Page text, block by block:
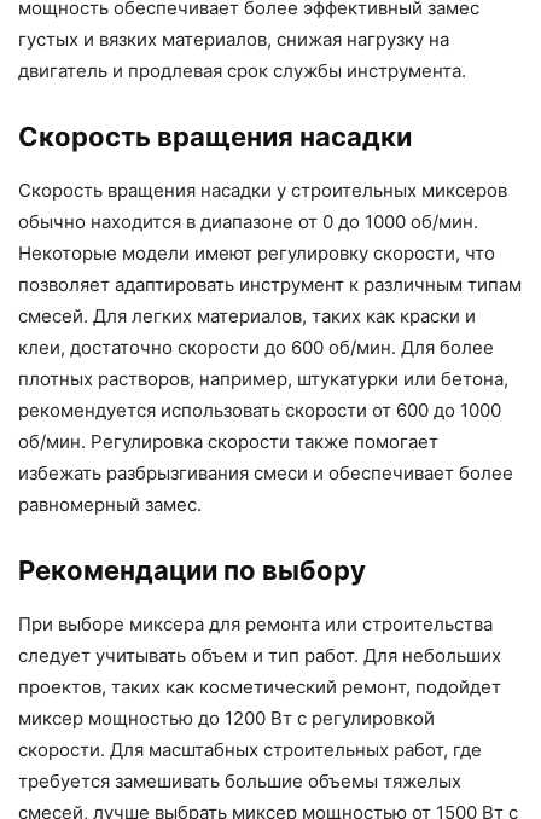
мощность обеспечивает более эффективный замес
густых и вязких материалов, снижая нагрузку на
двигатель и продлевая срок службы инструмента.
Скорость вращения насадки
Скорость вращения насадки у строительных миксеров
обычно находится в диапазоне от 0 до 1000 об/мин.
Некоторые модели имеют регулировку скорости, что
позволяет адаптировать инструмент к различным типам
смесей. Для легких материалов, таких как краски и
клеи, достаточно скорости до 600 об/мин. Для более
плотных растворов, например, штукатурки или бетона,
рекомендуется использовать скорости от 600 до 1000
об/мин. Регулировка скорости также помогает
избежать разбрызгивания смеси и обеспечивает более
равномерный замес.
Рекомендации по выбору
При выборе миксера для ремонта или строительства
следует учитывать объем и тип работ. Для небольших
проектов, таких как косметический ремонт, подойдет
миксер мощностью до 1200 Вт с регулировкой
скорости. Для масштабных строительных работ, где
требуется замешивать большие объемы тяжелых
смесей, лучше выбрать миксер мощностью от 1500 Вт с